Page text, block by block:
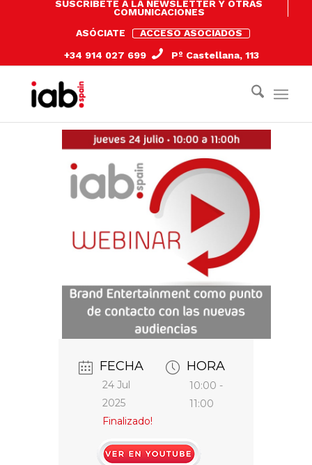
SUSCRÍBETE A LA NEWSLETTER Y OTRAS
COMUNICACIONES
ASÓCIATE
ACCESO ASOCIADOS
+34 914 027 699
Pº Castellana, 113
FECHA
24 Jul
2025
Finalizado!
HORA
10:00 -
11:00
https://www.youtube.com/watch?
v=wZFSzUYgK7Q